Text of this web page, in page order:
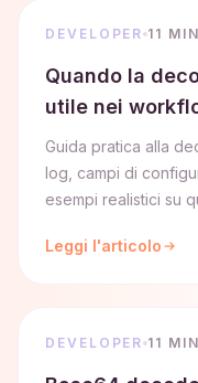
DEVELOPER 11 MIN
Quando la
utile nei
Guida pratica alla
log, campi di
esempi realistici su
Leggi l'articolo
DEVELOPER 11 MIN